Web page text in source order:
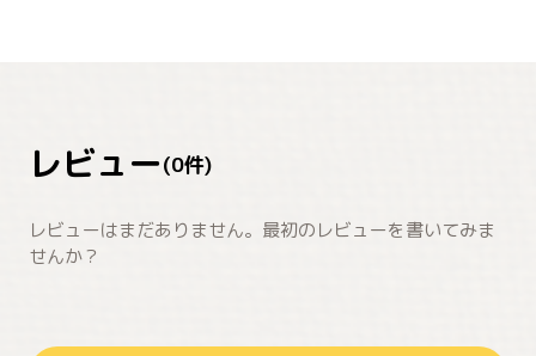
レビュー(0件)
レビューはまだありません。最初のレビューを書いてみま
せんか？